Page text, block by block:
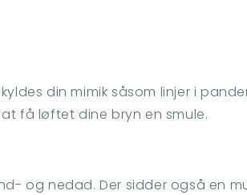
din mimik såsom linjer i
få løftet dine bryn en smule.
og nedad. Der sidder også en